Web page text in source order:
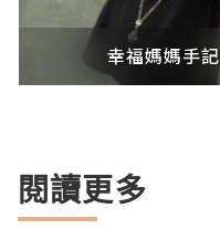
幸福媽媽手記
閱讀更多